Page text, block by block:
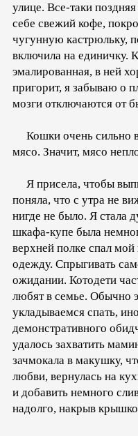
улице. Все-таки
себе свежий кофе,
чугунную кастрюльку,
включила на единичку.
эмалированная, в ней
пригорит, я забываю о
мозги отключаются от
Кошки очень сильно
мясо. Значит, мясо
Я присела, чтобы
поняла, что с утра не
нигде не было. Я стала
шкафа-купе была
верхней полке спал
одежду. Спрыгивать
ожидании. Котодети
любят в семье. Обычно
укладываемся спать,
демонстративного
удалось захватить
зачмокала в макушку,
любви, вернулась на
и добавить немного
надолго, накрыв